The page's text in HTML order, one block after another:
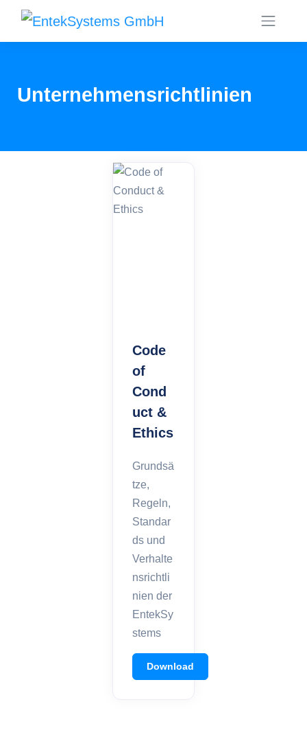
Unternehmensrichtlinien
Code
of
Cond
uct &
Ethics
Grundsä
tze,
Regeln,
Standar
ds und
Verhalte
nsrichtli
nien der
EntekSy
stems
Download